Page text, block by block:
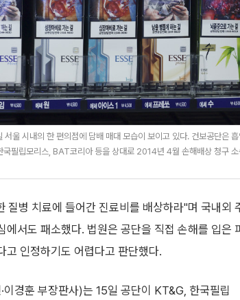
울 시내의 한 편의점에 담배 매대 모습이 보이고 있다. 건보공단은
필립모리스, BAT코리아 등을 상대로 2014년 4월 손해배상 청구
질병 치료에 들어간 진료비를 배상하라"며 국내외
서도 패소했다. 법원은 공단을 직접 손해를 입은
고 인정하기도 어렵다고 판단했다.
이경훈 부장판사)는 15일 공단이 KT&G, 한국필립